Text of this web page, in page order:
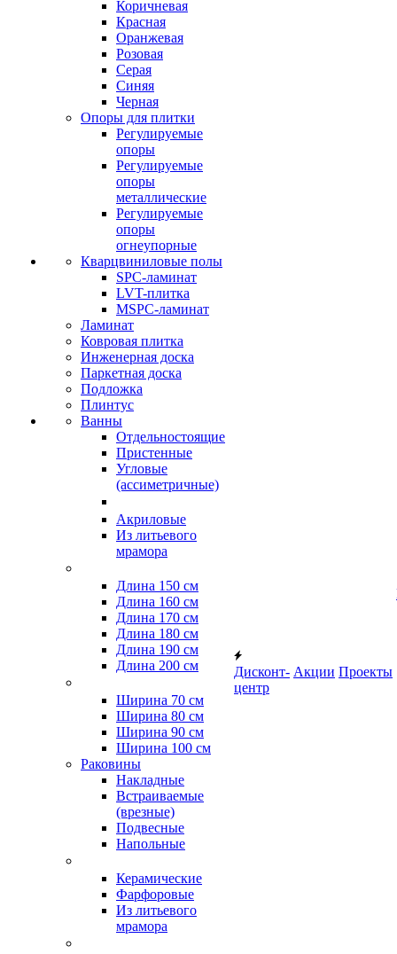
Коричневая
Красная
Оранжевая
Розовая
Серая
Синяя
Черная
Опоры для плитки
Регулируемые
опоры
Регулируемые
опоры
металлические
Регулируемые
опоры
огнеупорные
Кварцвиниловые полы
SPC-ламинат
LVT-плитка
MSPC-ламинат
Ламинат
Ковровая плитка
Инженерная доска
Паркетная доска
Подложка
Плинтус
Ванны
Отдельностоящие
Пристенные
Угловые
(ассиметричные)
Акриловые
Из литьевого
мрамора
Длина 150 см
Длина 160 см
Длина 170 см
Длина 180 см
Длина 190 см
Длина 200 см
Ширина 70 см
Ширина 80 см
Ширина 90 см
Ширина 100 см
Раковины
Накладные
Встраиваемые
(врезные)
Подвесные
Напольные
Керамические
Фарфоровые
Из литьевого
мрамора
Дисконт-
центр
Акции Проекты